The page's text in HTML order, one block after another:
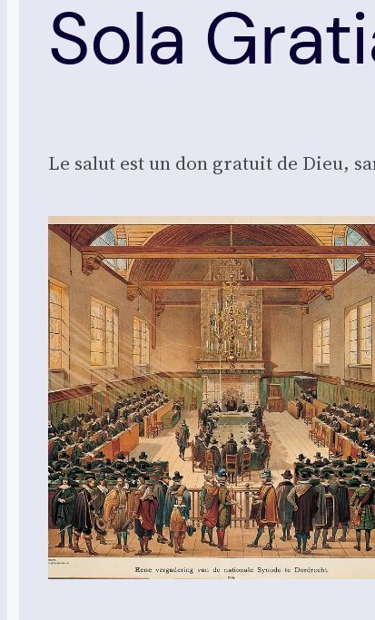
Sola
Le salut est un don gra­tuit de Dieu,